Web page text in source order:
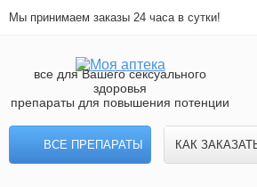
Мы принимаем заказы 24 часа в сутки!
все для Вашего сексуального
здоровья
препараты для повышения потенции
ВСЕ ПРЕПАРАТЫ КАК